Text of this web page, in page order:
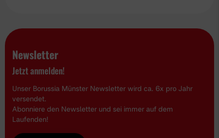
Newsletter
Jetzt anmelden!
Unser Borussia Münster Newsletter wird ca. 6x pro Jahr
versendet.
Abonniere den Newsletter und sei immer auf dem
Laufenden!